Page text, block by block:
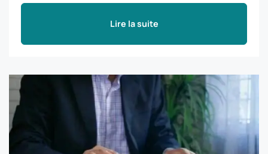
Lire la suite